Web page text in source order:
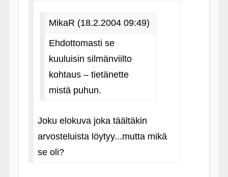
MikaR (18.2.2004 09:49)
Ehdottomasti se
kuuluisin silmänviilto
kohtaus – tietänette
mistä puhun.
Joku elokuva joka täältäkin
arvosteluista löytyy...mutta mikä
se oli?